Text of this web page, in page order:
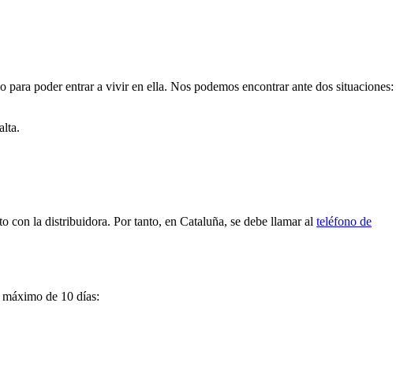
poder entrar a vivir en ella. Nos podemos encontrar ante dos situaciones:
con la distribuidora. Por tanto, en Cataluña, se debe llamar al teléfono de
de 10 días: